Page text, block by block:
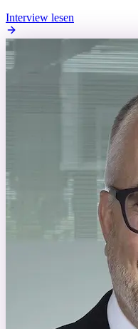
Interview lesen